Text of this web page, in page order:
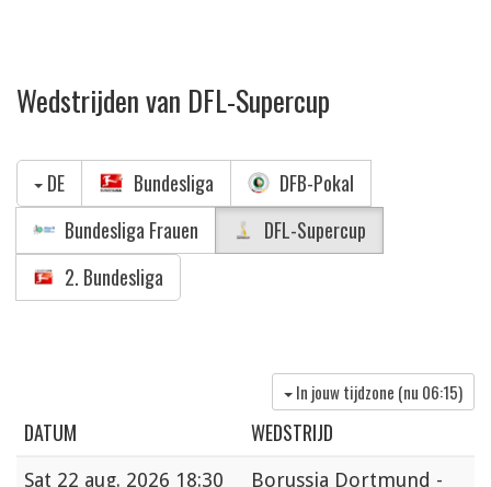
Wedstrijden van DFL-Supercup
DE Bundesliga
DFB-Pokal
Bundesliga Frauen
DFL-Supercup
2. Bundesliga
In jouw tijdzone (nu 06:15)
DATUM WEDSTRIJD
Sat 22 aug. 2026 18:30
Borussia Dortmund -